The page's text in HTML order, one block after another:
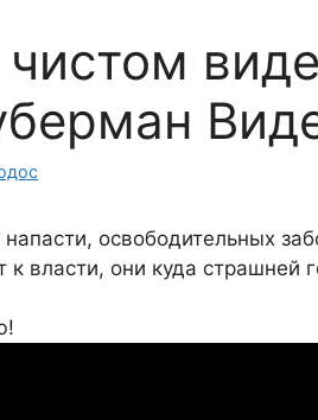
чистом
освободительных
к власти, они куда страшней